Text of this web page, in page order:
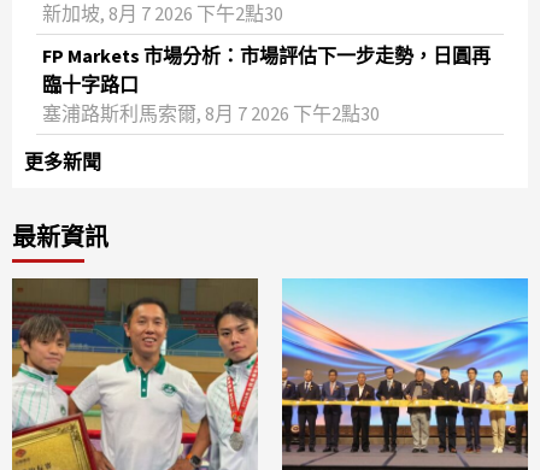
新加坡, 8月 7 2026 下午2點30
FP Markets 市場分析：市場評估下一步走勢，日圓再
臨十字路口
塞浦路斯利馬索爾, 8月 7 2026 下午2點30
更多新聞
最新資訊